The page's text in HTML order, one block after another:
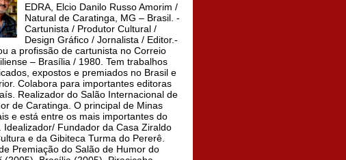
EDRA, Elcio Danilo Russo Amorim /
Natural de Caratinga, MG – Brasil. -
Cartunista / Produtor Cultural /
Design Gráfico / Jornalista / Editor.-
a profissão de cartunista no Correio
– Brasília / 1980. Tem trabalhos
expostos e premiados no Brasil e
Colabora para importantes editoras
Realizador do Salão Internacional de
de Caratinga. O principal de Minas
e está entre os mais importantes do
Idealizador/ Fundador da Casa Ziraldo
e da Gibiteca Turma do Pererê.
Premiação do Salão de Humor do